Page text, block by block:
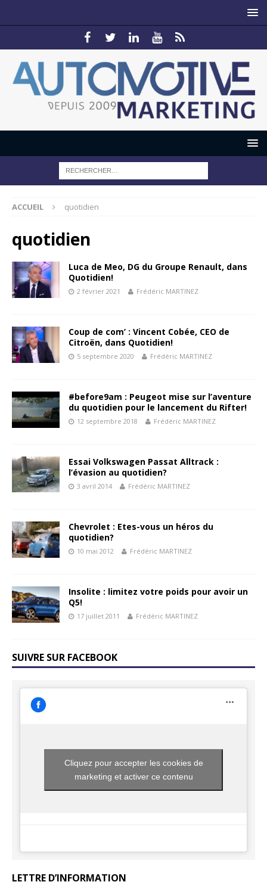
ACCUEIL quotidien
quotidien
Luca de Meo, DG du Groupe Renault, dans
Quotidien!
2 février 2021 Frédéric MARTINEZ
Coup de com’ : Vincent Cobée, CEO de
Citroën, dans Quotidien!
5 septembre 2020 Frédéric MARTINEZ
#before9am : Peugeot mise sur l’aventure
du quotidien pour le lancement du Rifter!
12 septembre 2018 Frédéric MARTINEZ
Essai Volkswagen Passat Alltrack :
l’évasion au quotidien?
3 avril 2014 Frédéric MARTINEZ
Chevrolet : Etes-vous un héros du
quotidien?
10 mai 2012 Frédéric MARTINEZ
Insolite : limitez votre poids pour avoir un
Q5!
17 juillet 2011 Frédéric MARTINEZ
SUIVRE SUR FACEBOOK
Cliquez pour accepter les cookies de
marketing et activer ce contenu
LETTRE D’INFORMATION